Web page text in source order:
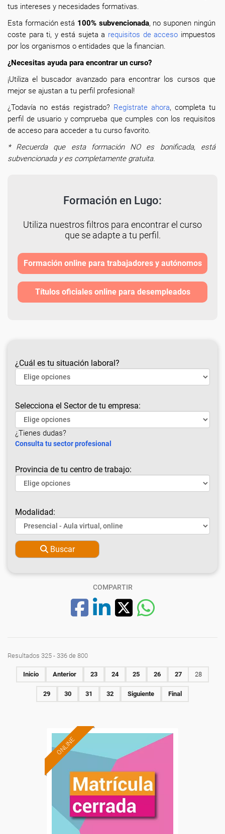
tus intereses y necesidades formativas.
Esta formación está 100% subvencionada, no suponen ningún
coste para ti, y está sujeta a requisitos de acceso impuestos
por los organismos o entidades que la financian.
¿Necesitas ayuda para encontrar un curso?
¡Utiliza el buscador avanzado para encontrar los cursos que
mejor se ajustan a tu perfil profesional!
¿Todavía no estás registrado? Regístrate ahora, completa tu
perfil de usuario y comprueba que cumples con los requisitos
de acceso para acceder a tu curso favorito.
* Recuerda que esta formación NO es bonificada, está
subvencionada y es completamente gratuita.
Formación en Lugo:
Utiliza nuestros filtros para encontrar el curso
que se adapte a tu perfil.
Formación online para trabajadores y autónomos
Títulos oficiales online para desempleados
¿Cuál es tu situación laboral?
Selecciona el Sector de tu empresa:
¿Tienes dudas?
Consulta tu sector profesional
Provincia de tu centro de trabajo:
Modalidad:
Buscar
COMPARTIR
Resultados 325 - 336 de 800
Inicio Anterior 23 24 25 26 27 28
29 30 31 32 Siguiente Final
ONLINE